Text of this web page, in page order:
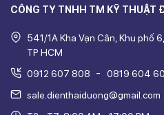
CÔNG TY TNHH TM KỸ THUẬT
541/1A Kha Vạn Cân, Khu phố
TP HCM
0912 607 808
-
0819 604
sale.dienthaiduong@gmail.com